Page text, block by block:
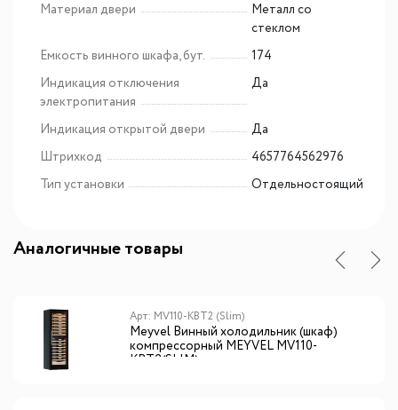
Материал двери
Металл со
стеклом
Емкость винного шкафа, бут.
174
Индикация отключения
электропитания
Да
Индикация открытой двери
Да
Штрихкод
4657764562976
Тип установки
Отдельностоящий
Аналогичные товары
Арт: MV110-KBT2 (Slim)
Meyvel Винный холодильник (шкаф)
компрессорный MEYVEL MV110-
KBT2(SLIM)